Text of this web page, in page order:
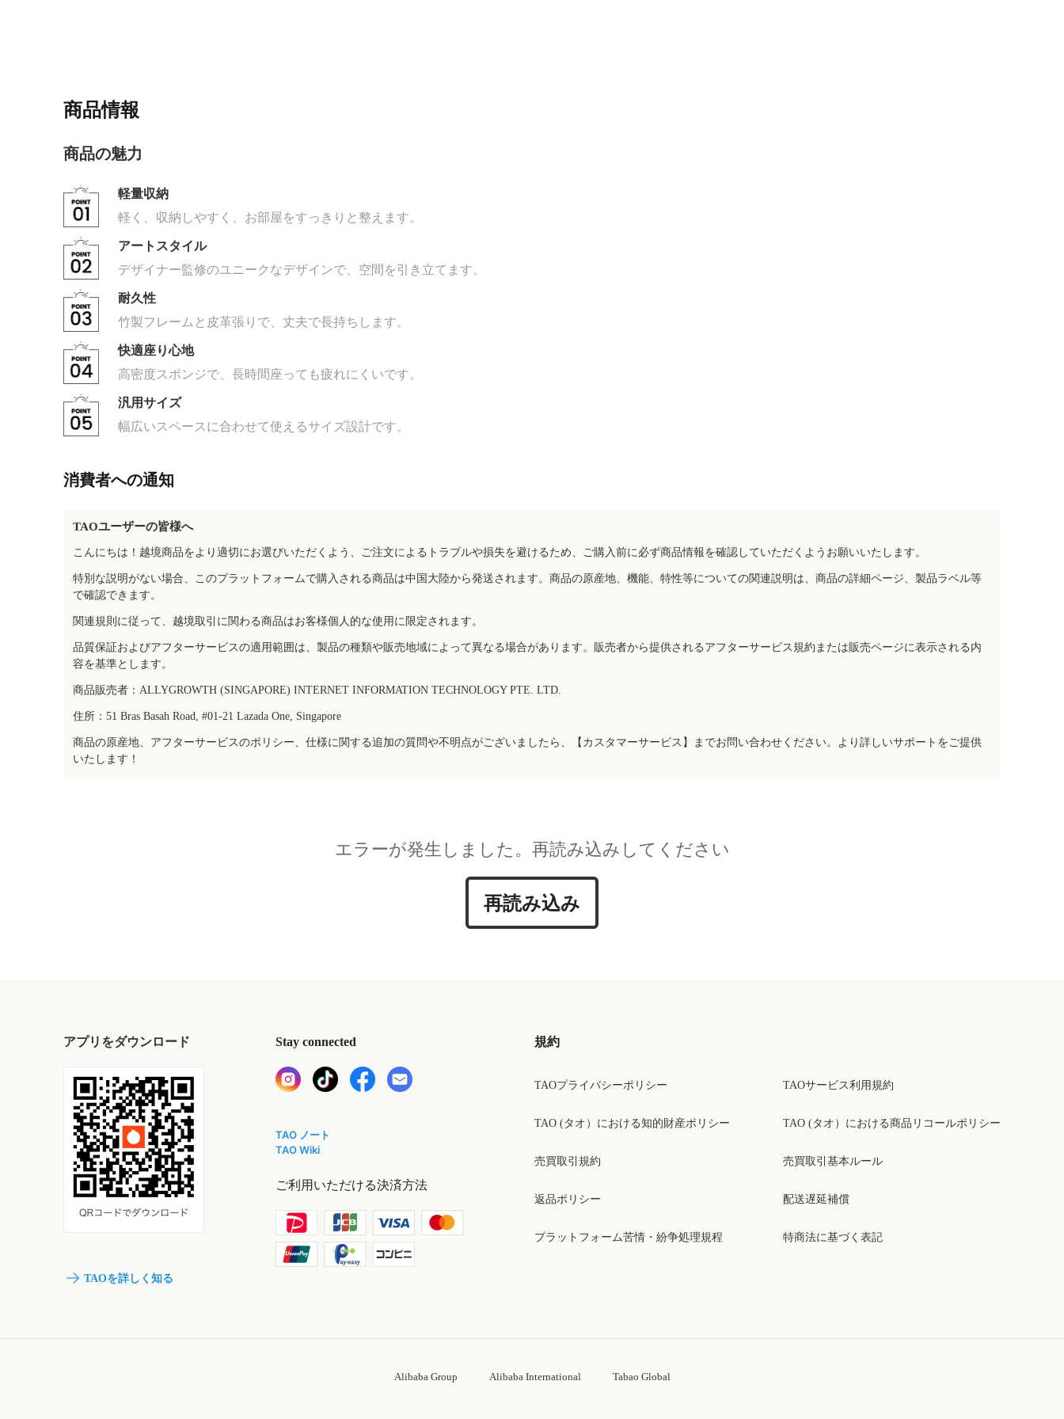
商品情報
商品の魅力
軽量収納
軽く、収納しやすく、お部屋をすっきりと整えます。
アートスタイル
デザイナー監修のユニークなデザインで、空間を引き立てます。
耐久性
竹製フレームと皮革張りで、丈夫で長持ちします。
快適座り心地
高密度スポンジで、長時間座っても疲れにくいです。
汎用サイズ
幅広いスペースに合わせて使えるサイズ設計です。
消費者への通知
TAOユーザーの皆様へ
こんにちは！越境商品をより適切にお選びいただくよう、ご注文によるトラブルや損失を避けるため、ご購入前に必ず商品情報を確認していただくようお願いいたします。
特別な説明がない場合、このプラットフォームで購入される商品は中国大陸から発送されます。商品の原産地、機能、特性等についての関連説明は、商品の詳細ページ、製品ラベル等
で確認できます。
関連規則に従って、越境取引に関わる商品はお客様個人的な使用に限定されます。
品質保証およびアフターサービスの適用範囲は、製品の種類や販売地域によって異なる場合があります。販売者から提供されるアフターサービス規約または販売ページに表示される内
容を基準とします。
商品販売者：ALLYGROWTH (SINGAPORE) INTERNET INFORMATION TECHNOLOGY PTE. LTD.
住所：51 Bras Basah Road, #01-21 Lazada One, Singapore
商品の原産地、アフターサービスのポリシー、仕様に関する追加の質問や不明点がございましたら、【カスタマーサービス】までお問い合わせください。より詳しいサポートをご提供
いたします！
エラーが発生しました。再読み込みしてください
再読み込み
アプリをダウンロード
TAOを詳しく知る
Stay connected
TAO ノート
TAO Wiki
ご利用いただける決済方法
規約
TAOプライバシーポリシー
TAO (タオ）における知的財産ポリシー
売買取引規約
返品ポリシー
プラットフォーム苦情・紛争処理規程
TAOサービス利用規約
TAO (タオ）における商品リコールポリシー
売買取引基本ルール
配送遅延補償
特商法に基づく表記
Alibaba Group Alibaba International Tabao Global